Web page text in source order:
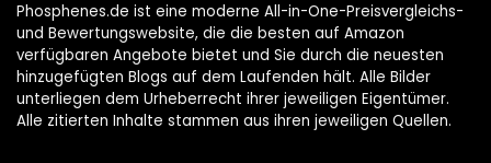
Phosphenes.de ist eine moderne All-in-One-Preisvergleichs-
und Bewertungswebsite, die die besten auf Amazon
verfügbaren Angebote bietet und Sie durch die neuesten
hinzugefügten Blogs auf dem Laufenden hält. Alle Bilder
unterliegen dem Urheberrecht ihrer jeweiligen Eigentümer.
Alle zitierten Inhalte stammen aus ihren jeweiligen Quellen.